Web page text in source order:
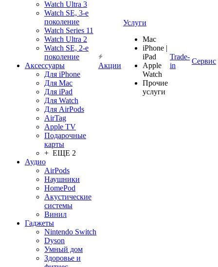
Watch Ultra 3
Watch SE, 3-е
поколение
Watch Series 11
Watch Ultra 2
Watch SE, 2-е
поколение
Аксессуары
Для iPhone
Для Mac
Для iPad
Для Watch
Для AirPods
AirTag
Apple TV
Подарочные
карты
+ ЕЩЕ 2
Аудио
AirPods
Наушники
HomePod
Акустические
системы
Винил
Гаджеты
Nintendo Switch
Dyson
Умный дом
Здоровье и
Акции
Услуги
Mac
iPhone |
iPad
Apple
Watch
Прочие
услуги
Trade-
in
Сервис